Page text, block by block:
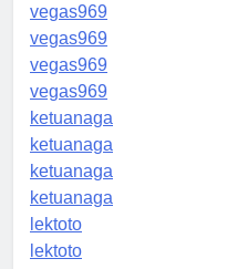
vegas969
vegas969
vegas969
vegas969
ketuanaga
ketuanaga
ketuanaga
ketuanaga
lektoto
lektoto